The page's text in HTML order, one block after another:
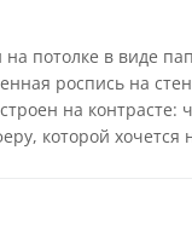
потолке в виде
роспись на
на
которой хочется